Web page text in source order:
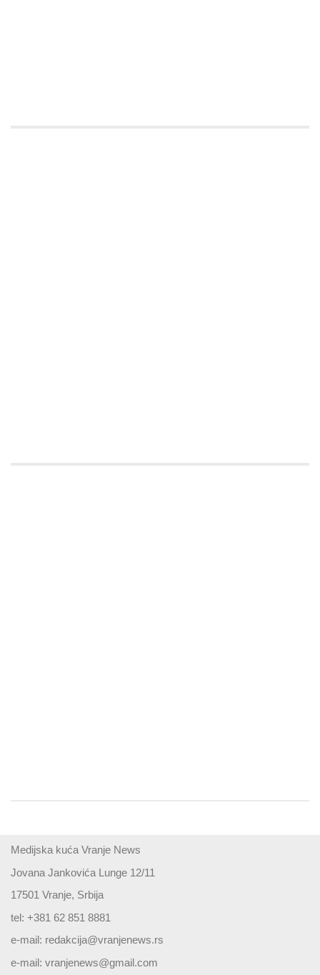
Medijska kuća Vranje News
Jovana Jankovića Lunge 12/11
17501 Vranje, Srbija
tel: +381 62 851 8881
e-mail: redakcija@vranjenews.rs
e-mail: vranjenews@gmail.com